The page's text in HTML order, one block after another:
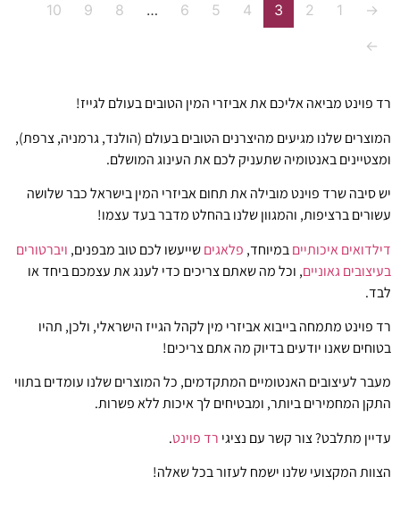
→
1
2
3
4
5
6
…
8
9
10
←
רד פוינט מביאה אליכם את אביזרי המין הטובים בעולם לגייז!
המוצרים שלנו מגיעים מהיצרנים הטובים בעולם (הולנד, גרמניה, צרפת),
ומצטיינים באנטומיה שתעניק לכם את העינוג המושלם.
יש סיבה שרד פוינט מובילה את תחום אביזרי המין בישראל כבר שלושה
עשורים ברציפות, והמגוון שלנו בהחלט מדבר בעד עצמו!
דילדואים איכותייםבמיוחד, פלאגיםשייעשו לכם טוב מבפנים, ויברטורים
בעיצובים גאוניים, וכל מה שאתם צריכים כדי לענג את עצמכם ביחד או
לבד.
רד פוינט מתמחה בייבוא אביזרי מין לקהל הגייז הישראלי, ולכן, תהיו
בטוחים שאנו יודעים בדיוק מה אתם צריכים!
מעבר לעיצובים האנטומיים המתקדמים, כל המוצרים שלנו עומדים בתווי
התקן המחמירים ביותר, ומבטיחים לך איכות ללא פשרות.
עדיין מתלבט? צור קשר עם נציגי רד פוינט.
הצוות המקצועי שלנו ישמח לעזור בכל שאלה!